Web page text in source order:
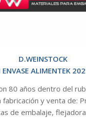
D.WEINSTOCK
ENVASE ALIMENTEK
80 años dentro del
fabricación y venta de:
de embalaje,